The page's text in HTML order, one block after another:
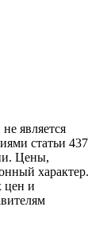
является
статьи 437
Цены,
характер.
цен и